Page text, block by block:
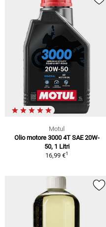
Motul
Olio motore 3000 4T SAE 20W-
50, 1 Litri
16,99 €1